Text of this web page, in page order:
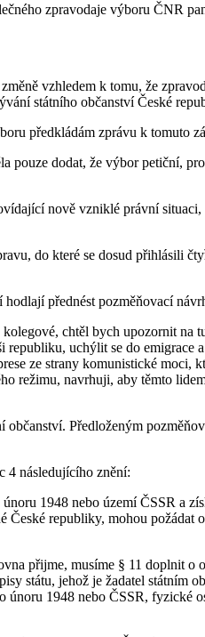
zpravodaje výboru ČNR
vzhledem k tomu, že
státního občanství České
předkládám zprávu k tomuto
pouze dodat, že výbor petiční,
nově vzniklé právní
do které se dosud přihlásili
přednést pozměňovací
chtěl bych upozornit
uchýlit se do
ze strany komunistické moci,
režimu, navrhuji, aby těmto
Předloženým
4 následujícího znění:
1948 nebo území ČSSR a
republiky, mohou
přijme, musíme § 11 doplnit
státu, jehož je žadatel státním
1948 nebo ČSSR, fyzické